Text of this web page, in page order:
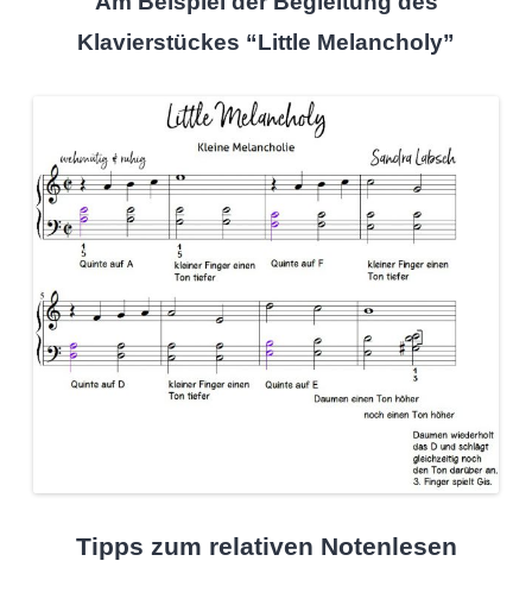
Klavierstückes “Little Melancholy”
Tipps zum relativen Notenlesen